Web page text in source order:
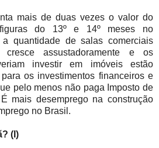
mais de duas vezes o valor do
do 13º e 14º meses no
quantidade de salas comerciais
assustadoramente e os
investir em imóveis estão
os investimentos financeiros e
pelo menos não paga Imposto de
mais desemprego na construção
no Brasil.
(I)